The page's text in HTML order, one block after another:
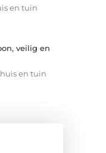
en tuin
veilig en
en tuin